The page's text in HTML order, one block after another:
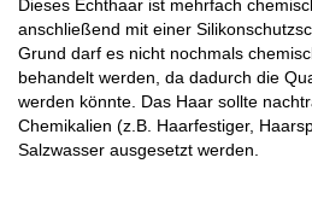
Dieses Echthaar ist mehrfach
anschließend mit einer
Grund darf es nicht nochmals
behandelt werden, da dadurch die
werden könnte. Das Haar sollte
Chemikalien (z.B. Haarfestiger,
Salzwasser ausgesetzt werden.